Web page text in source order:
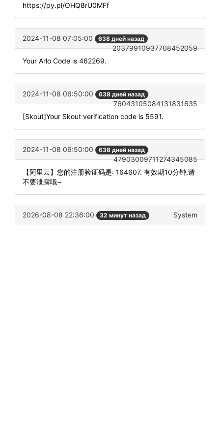
https://py.pl/OHQ8rU0MFf
2024-11-08 07:05:00 638 дней назад
20379910937708452059
Your Arlo Code is 462269.
2024-11-08 06:50:00 638 дней назад
76043105084131831635
[Skout]Your Skout verification code is 5591.
2024-11-08 06:50:00 638 дней назад
47903009711274345085
【阿里云】您的注册验证码是: 164607. 有效期10分钟,请
不要泄露哦~
2026-08-08 22:36:00 32 минут назад System